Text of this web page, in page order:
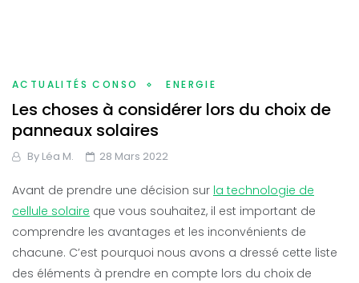
ACTUALITÉS CONSO ENERGIE
Les choses à considérer lors du choix de
panneaux solaires
By Léa M. 28 Mars 2022
Avant de prendre une décision sur la technologie de
cellule solaire que vous souhaitez, il est important de
comprendre les avantages et les inconvénients de
chacune. C’est pourquoi nous avons a dressé cette liste
des éléments à prendre en compte lors du choix de